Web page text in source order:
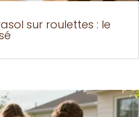
sur roulettes : le